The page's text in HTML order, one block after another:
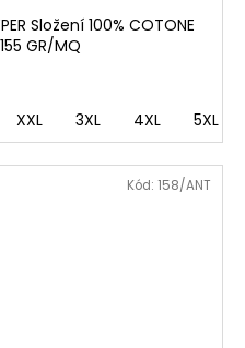
Složení 100% COTONE
GR/MQ
XXL 3XL 4XL 5XL
Kód: 158/ANT